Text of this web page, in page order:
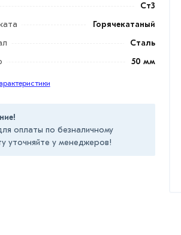
Ст3
Горячекатаный
Сталь
50 мм
оплаты по безналичному
уточняйте у менеджеров!